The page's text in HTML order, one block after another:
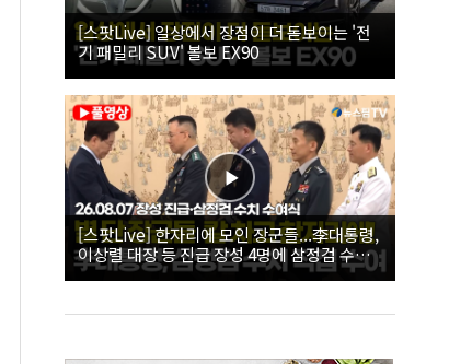
[스팟Live] 일상에서 장점이 더 돋보이는 '전
기 패밀리 SUV' 볼보 EX90
[스팟Live] 한자리에 모인 장군들...李대통령,
이상렬 대장 등 진급 장성 4명에 삼정검 수치
직접 수여｜26.08.07 장성 진급·삼정검 수치